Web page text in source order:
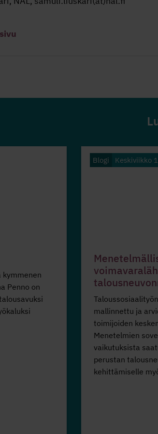
kymmenen
Penno on
Blogi Keskiviikko
mallinnettu ja
toimijoiden
Menetelmien
vaikutuksista
perustan
kehittämiselle